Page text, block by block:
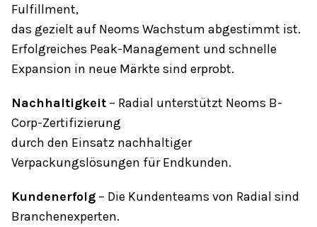
Fulfillment,
das gezielt auf Neoms Wachstum abgestimmt ist.
Erfolgreiches Peak-Management und schnelle
Expansion in neue Märkte sind erprobt.
Nachhaltigkeit – Radial unterstützt Neoms B-
Corp-Zertifizierung
durch den Einsatz nachhaltiger
Verpackungslösungen für Endkunden.
Kundenerfolg – Die Kundenteams von Radial sind
Branchenexperten.